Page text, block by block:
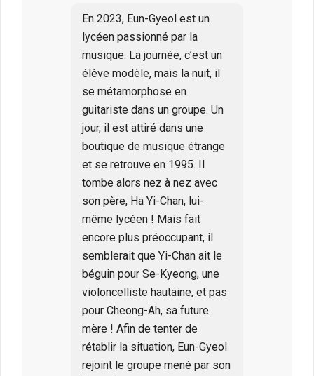
En 2023, Eun-Gyeol est un
lycéen passionné par la
musique. La journée, c’est un
élève modèle, mais la nuit, il
se métamorphose en
guitariste dans un groupe. Un
jour, il est attiré dans une
boutique de musique étrange
et se retrouve en 1995. Il
tombe alors nez à nez avec
son père, Ha Yi-Chan, lui-
même lycéen ! Mais fait
encore plus préoccupant, il
semblerait que Yi-Chan ait le
béguin pour Se-Kyeong, une
violoncelliste hautaine, et pas
pour Cheong-Ah, sa future
mère ! Afin de tenter de
rétablir la situation, Eun-Gyeol
rejoint le groupe mené par son